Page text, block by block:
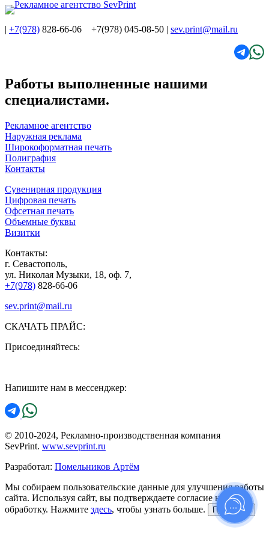
| +7(978) 828-66-06 +7(978) 045-08-50 | sev.print@mail.ru
Работы выполненные нашими
специалистами.
Рекламное агентство
Наружная реклама
Широкоформатная печать
Полиграфия
Контакты
Сувенирная продукция
Цифровая печать
Офсетная печать
Объемные буквы
Визитки
Контакты:
г. Севастополь,
ул. Николая Музыки, 18, оф. 7,
+7(978) 828-66-06
sev.print@mail.ru
СКАЧАТЬ ПРАЙС:
Присоединяйтесь:
Напишите нам в мессенджер:
© 2010-2024, Рекламно-производственная компания
SevPrint. www.sevprint.ru
Разработал: Помельников Артём
Мы собираем пользовательские данные для улучшения работы
сайта. Используя сайт, вы подтверждаете согласие на их
обработку. Нажмите здесь, чтобы узнать больше. Принимаю